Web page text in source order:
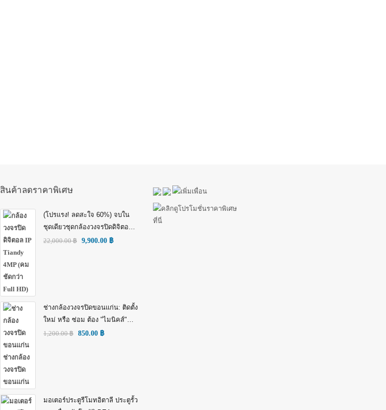
สินค้าลดราคาพิเศษ
(โปรแรง! ลดสะใจ 60%) จบใน
ชุดเดียวชุดกล้องวงจรปิดดิจิตอล
IP Tiandy 4MP (คมชัดกว่า Full
22,000.00฿ 9,900.00 ฿
ช่างกล้องวงจรปิดขอนแก่น: ติดตั้ง
ใหม่ หรือ ซ่อม ต้อง "ไมนิคส์"
(MINICS)
1,200.00฿ 850.00 ฿
มอเตอร์ประตูรีโมทอิตาลี ประตูรั้ว